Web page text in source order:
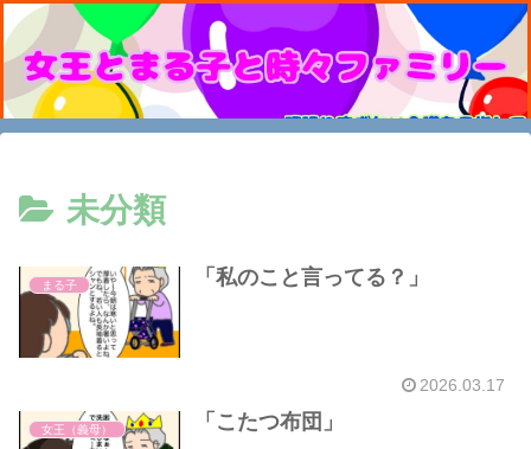
未分類
まる子 「私のこと言ってる？」
2026.03.17
女王（義母） 「こたつ布団」